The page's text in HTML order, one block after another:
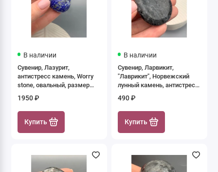
В наличии
Сувенир, Лазурит,
антистресс камень, Worry
stone, овальный, размер
цена за 1 шт.
1950 ₽
Купить
В наличии
Сувенир, Ларвикит,
"Лаврикит", Норвежский
лунный камень, антистресс
размер 49х40 мм, толщина
7 мм, цена за 1 шт.
490 ₽
Купить